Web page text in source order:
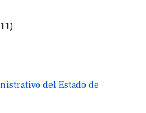
del Estado de